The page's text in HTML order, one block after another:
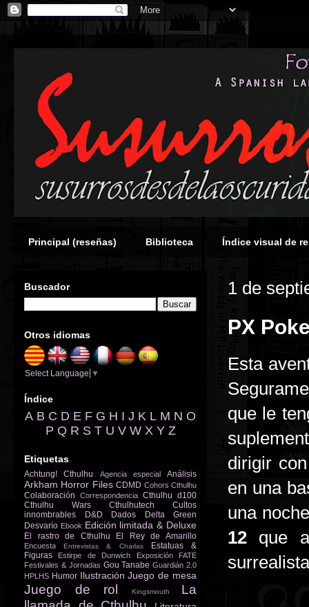
Principal (reseñas) Biblioteca Índice visual de
1 de
PX
Esta
que le
dirigir
en una
una
12 que
Buscador
Otros idiomas
Select Language ▼
Índice
A B C D E F G H I J K L M N O
P Q R S T U V W X Y Z
Etiquetas
Achtung! Cthulhu Agencia especial Análisis
Arkham Horror Files CDMD Cohors Cthulhu
Colaboración Correspondencia Cthulhu d100
Cthulhu Wars
Cthulhutech
Cultos
innombrables
D&D Dados
Delta Green
Desvarío Ebook Edición limitada & Deluxe
El rastro de Cthulhu El Rey de Amarillo
Encuesta Entrevistas & Charlas
Estatuas &
Figuras
Estirpe de Dunwich Exposición
FATE
Festivales & Jornadas Gou Tanabe Guardián 2.0
HPLHS Humor Ilustración Juego de mesa
Juego de rol Kingsmouth
La